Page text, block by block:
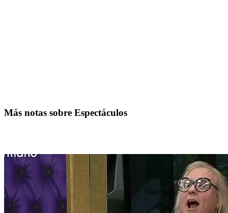
Más notas sobre Espectáculos